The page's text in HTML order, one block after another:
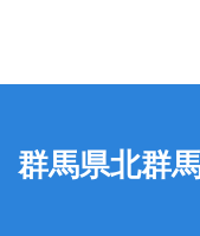
群馬県北群